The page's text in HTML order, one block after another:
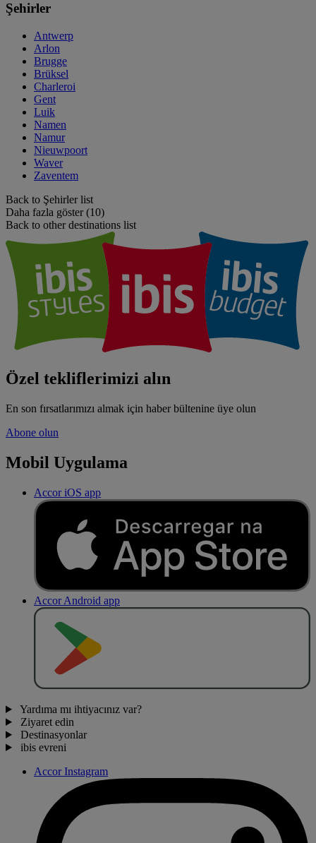
Şehirler
Antwerp
Arlon
Brugge
Brüksel
Charleroi
Gent
Luik
Namen
Namur
Nieuwpoort
Waver
Zaventem
Back to Şehirler list
Daha fazla göster (10)
Back to other destinations list
Özel tekliflerimizi alın
En son fırsatlarımızı almak için haber bültenine üye olun
Abone olun
Mobil Uygulama
Accor iOS app
Accor Android app
Yardıma mı ihtiyacınız var?
Ziyaret edin
Destinasyonlar
ibis evreni
Accor Instagram